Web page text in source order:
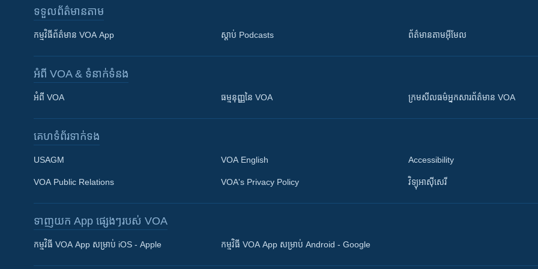
Khmer English
ទទួល​ព័ត៌មាន​តាម
កម្មវិធី​ព័ត៌មាន VOA App ស្តាប់ Podcasts ព័ត៌មាន​តាម​អ៊ីមែល
អំពី​ VOA & ទំនាក់ទំនង
អំពី​ VOA ធម្មនុញ្ញ​នៃ VOA ក្រម​​​សីលធម៌​​​អ្នក​​​សារព័ត៌មាន VOA
គេហទំព័រ​​ទាក់ទង
USAGM
VOA Public Relations
VOA English
VOA's Privacy Policy
Accessibility
វិទ្យុ​អាស៊ី​សេរី
ទាញយក​ App ផ្សេងៗ​របស់​ VOA
កម្មវិធី​ VOA App សម្រាប់ iOS - Apple កម្មវិធី​ VOA App សម្រាប់ Android - Google